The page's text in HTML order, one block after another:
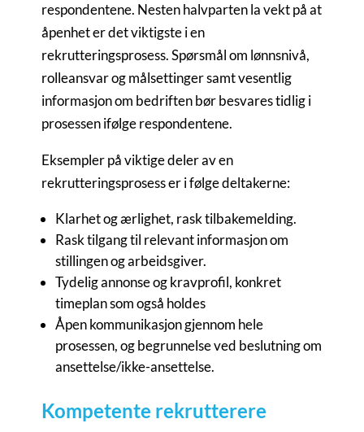
respondentene. Nesten halvparten la vekt på at
åpenhet er det viktigste i en
rekrutteringsprosess. Spørsmål om lønnsnivå,
rolleansvar og målsettinger samt vesentlig
informasjon om bedriften bør besvares tidlig i
prosessen ifølge respondentene.
Eksempler på viktige deler av en
rekrutteringsprosess er i følge deltakerne:
Klarhet og ærlighet, rask tilbakemelding.
Rask tilgang til relevant informasjon om
stillingen og arbeidsgiver.
Tydelig annonse og kravprofil, konkret
timeplan som også holdes
Åpen kommunikasjon gjennom hele
prosessen, og begrunnelse ved beslutning om
ansettelse/ikke-ansettelse.
Kompetente rekrutterere